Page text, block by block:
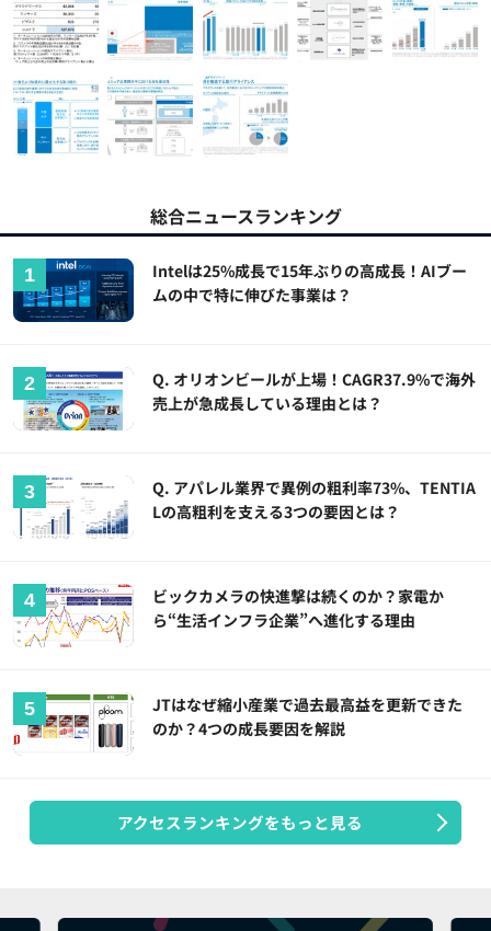
総合ニュースランキング
Intelは25%成長で15年ぶりの高成長！AIブー
ムの中で特に伸びた事業は？
Q. オリオンビールが上場！CAGR37.9%で海外
売上が急成長している理由とは？
Q. アパレル業界で異例の粗利率73%、TENTIA
Lの高粗利を支える3つの要因とは？
ビックカメラの快進撃は続くのか？家電か
ら“生活インフラ企業”へ進化する理由
JTはなぜ縮小産業で過去最高益を更新できた
のか？4つの成長要因を解説
アクセスランキングをもっと見る